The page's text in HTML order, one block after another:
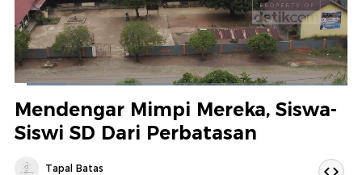
Berhenti
Hidup
Saat
Dimuat:
Mendengar Mimpi Mereka, Siswa-
Siswi SD Dari Perbatasan
Tapal Batas